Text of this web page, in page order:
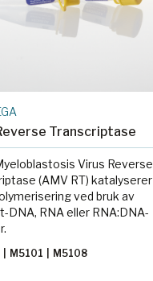
Transcriptase
Virus Reverse
(AMV RT) katalyserer
ved bruk av
DNA, RNA eller RNA:DNA-
M5101 M5108